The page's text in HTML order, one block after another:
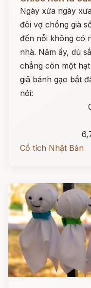
Ngày xửa ngày
đôi vợ chồng già
đến nỗi không có
nhà. Năm ấy, dù
chẳng còn một
giã bánh gạo bắt
nói:
Cổ tích Nhật Bản